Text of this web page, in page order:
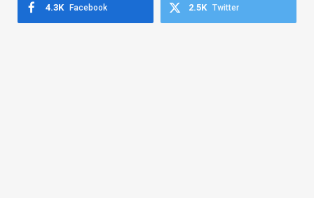
Facebook
4.3K Twitter
2.5K